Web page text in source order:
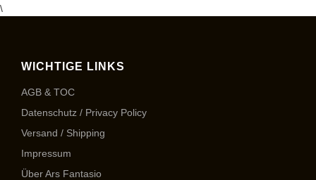
\
WICHTIGE LINKS
AGB & TOC
Datenschutz / Privacy Policy
Versand / Shipping
Impressum
Über Ars Fantasio